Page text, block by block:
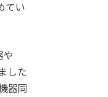
てい
や
した
器同